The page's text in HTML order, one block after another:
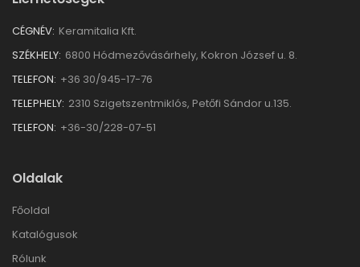
CÉGNÉV: Keramitalia Kft.
SZÉKHELY: 6800 Hódmezővásárhely, Kokron József u. 8.
TELEFON: +36 30/945-17-76
TELEPHELY: 2310 Szigetszentmiklós, Petőfi Sándor u.135.
TELEFON: +36-30/228-07-51
Oldalak
Főoldal
Katalógusok
Rólunk